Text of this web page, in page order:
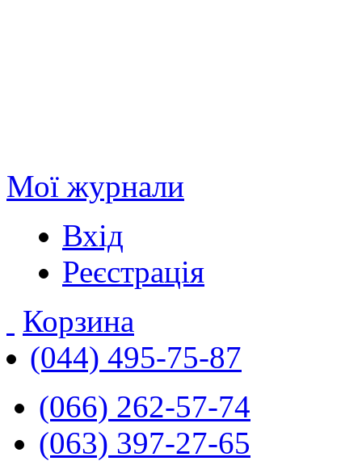
Мої журнали
Вхід
Реєстрація
Корзина
(044) 495-75-87
(066) 262-57-74
(063) 397-27-65